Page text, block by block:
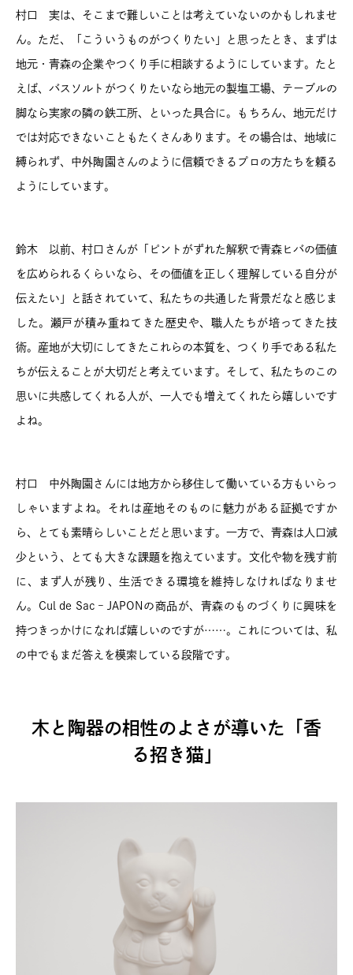
村口 実は、そこまで難しいことは考えていないのかもしれませ
ん。ただ、「こういうものがつくりたい」と思ったとき、まずは
地元・青森の企業やつくり手に相談するようにしています。たと
えば、バスソルトがつくりたいなら地元の製塩工場、テーブルの
脚なら実家の隣の鉄工所、といった具合に。もちろん、地元だけ
では対応できないこともたくさんあります。その場合は、地域に
縛られず、中外陶園さんのように信頼できるプロの方たちを頼る
ようにしています。
鈴木 以前、村口さんが「ピントがずれた解釈で青森ヒバの価値
を広められるくらいなら、その価値を正しく理解している自分が
伝えたい」と話されていて、私たちの共通した背景だなと感じま
した。瀬戸が積み重ねてきた歴史や、職人たちが培ってきた技
術。産地が大切にしてきたこれらの本質を、つくり手である私た
ちが伝えることが大切だと考えています。そして、私たちのこの
思いに共感してくれる人が、一人でも増えてくれたら嬉しいです
よね。
村口 中外陶園さんには地方から移住して働いている方もいらっ
しゃいますよね。それは産地そのものに魅力がある証拠ですか
ら、とても素晴らしいことだと思います。一方で、青森は人口減
少という、とても大きな課題を抱えています。文化や物を残す前
に、まず人が残り、生活できる環境を維持しなければなりませ
ん。Cul de Sac – JAPONの商品が、青森のものづくりに興味を
持つきっかけになれば嬉しいのですが……。これについては、私
の中でもまだ答えを模索している段階です。
木と陶器の相性のよさが導いた「香
る招き猫」